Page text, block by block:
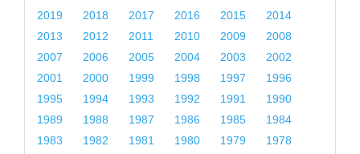
2019
2018 2017 2016 2015
2014
2013
2012 2011 2010 2009
2008
2007
2006 2005 2004 2003
2002
2001
2000 1999 1998 1997
1996
1995
1994 1993 1992 1991
1990
1989
1988 1987 1986 1985
1984
1983
1982 1981 1980 1979
1978